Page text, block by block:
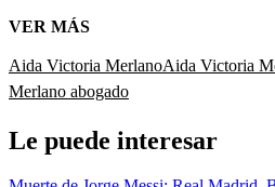
VER MÁS
Aida Victoria MerlanoAida Victoria
Merlano abogado
Le puede interesar